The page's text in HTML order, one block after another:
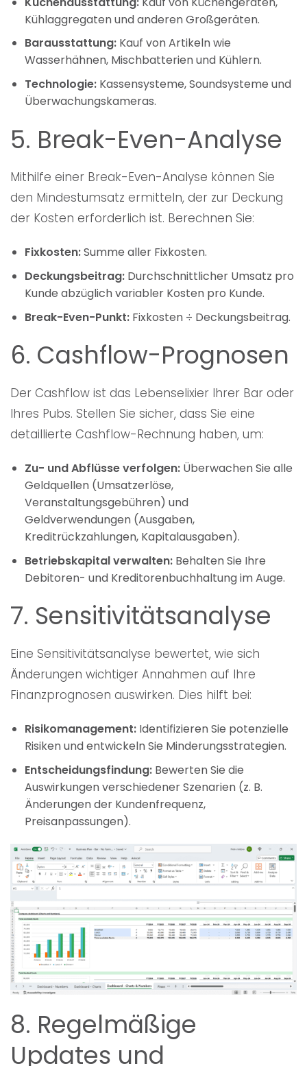
Kühlaggregaten und anderen Großgeräten.
Barausstattung:Kauf von Artikeln wie
Wasserhähnen, Mischbatterien und Kühlern.
Technologie:Kassensysteme, Soundsysteme und
Überwachungskameras.
5. Break-Even-Analyse
Mithilfe einer Break-Even-Analyse können Sie
den Mindestumsatz ermitteln, der zur Deckung
der Kosten erforderlich ist. Berechnen Sie:
Fixkosten:Summe aller Fixkosten.
Deckungsbeitrag:Durchschnittlicher Umsatz pro
Kunde abzüglich variabler Kosten pro Kunde.
Break-Even-Punkt:Fixkosten ÷ Deckungsbeitrag.
6. Cashflow-Prognosen
Der Cashflow ist das Lebenselixier Ihrer Bar oder
Ihres Pubs. Stellen Sie sicher, dass Sie eine
detaillierte Cashflow-Rechnung haben, um:
Zu- und Abflüsse verfolgen:Überwachen Sie alle
Geldquellen (Umsatzerlöse,
Veranstaltungsgebühren) und
Geldverwendungen (Ausgaben,
Kreditrückzahlungen, Kapitalausgaben).
Betriebskapital verwalten:Behalten Sie Ihre
Debitoren- und Kreditorenbuchhaltung im Auge.
7. Sensitivitätsanalyse
Eine Sensitivitätsanalyse bewertet, wie sich
Änderungen wichtiger Annahmen auf Ihre
Finanzprognosen auswirken. Dies hilft bei:
Risikomanagement:Identifizieren Sie potenzielle
Risiken und entwickeln Sie Minderungsstrategien.
Entscheidungsfindung:Bewerten Sie die
Auswirkungen verschiedener Szenarien (z. B.
Änderungen der Kundenfrequenz,
Preisanpassungen).
8. Regelmäßige
Updates und